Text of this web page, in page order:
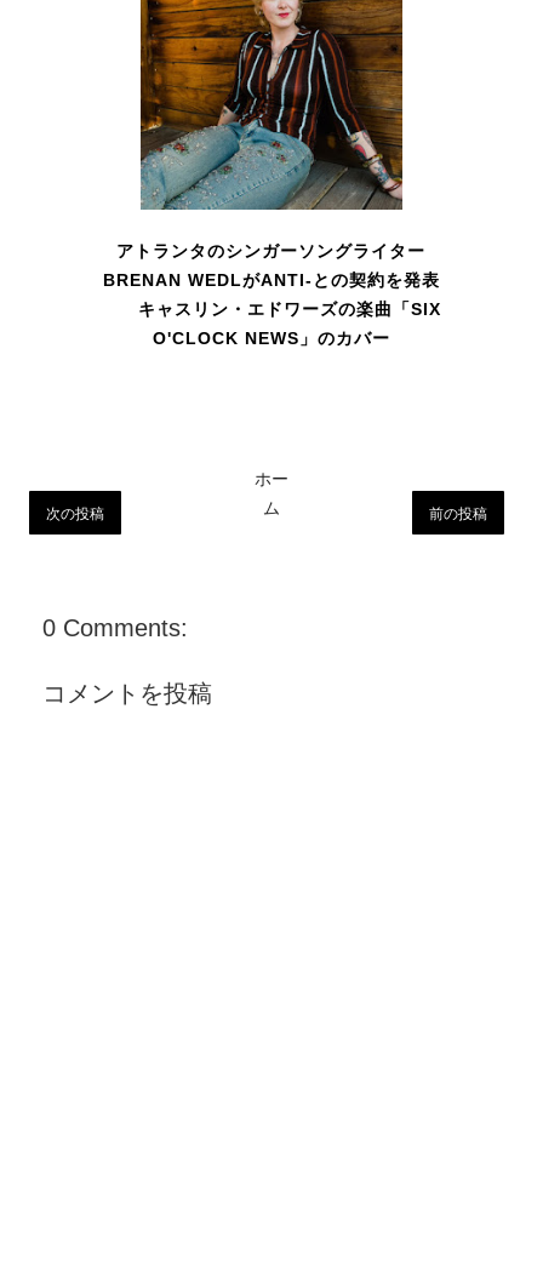
アトランタのシンガーソングライター
BRENAN WEDLがANTI-との契約を発表
キャスリン・エドワーズの楽曲「SIX
O'CLOCK NEWS」のカバー
次の投稿 前の投稿
ホー
ム
0 Comments:
コメントを投稿